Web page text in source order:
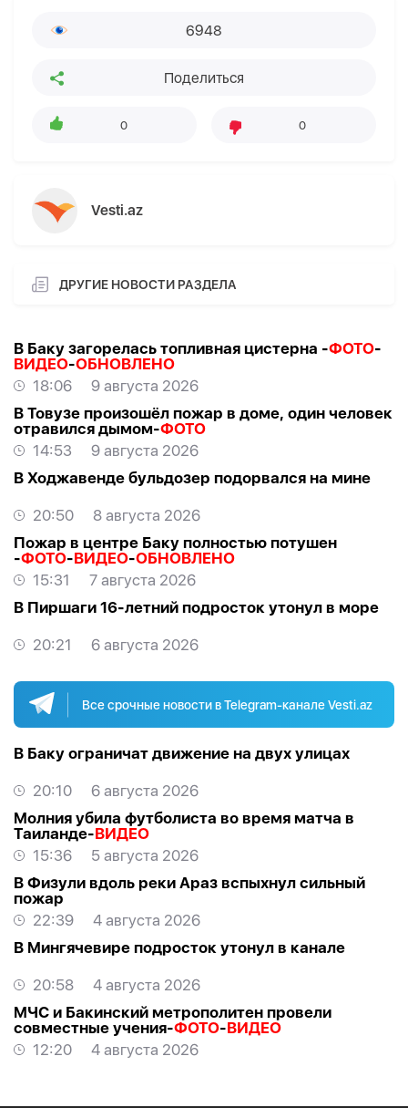
6948
Поделиться
0 0
Vesti.az
ДРУГИЕ НОВОСТИ РАЗДЕЛА
В Баку загорелась топливная цистерна -ФОТО-
ВИДЕО-ОБНОВЛЕНО
18:06
9 августа 2026
В Товузе произошёл пожар в доме, один человек
отравился дымом-ФОТО
14:53
9 августа 2026
В Ходжавенде бульдозер подорвался на мине
20:50
8 августа 2026
Пожар в центре Баку полностью потушен
-ФОТО-ВИДЕО-ОБНОВЛЕНО
15:31
7 августа 2026
В Пиршаги 16-летний подросток утонул в море
20:21 6 августа 2026
Все срочные новости в Telegram-канале Vesti.az
В Баку ограничат движение на двух улицах
20:10
6 августа 2026
Молния убила футболиста во время матча в
Таиланде-ВИДЕО
15:36
5 августа 2026
В Физули вдоль реки Араз вспыхнул сильный
пожар
22:39
4 августа 2026
В Мингячевире подросток утонул в канале
20:58
4 августа 2026
МЧС и Бакинский метрополитен провели
совместные учения-ФОТО-ВИДЕО
12:20
4 августа 2026